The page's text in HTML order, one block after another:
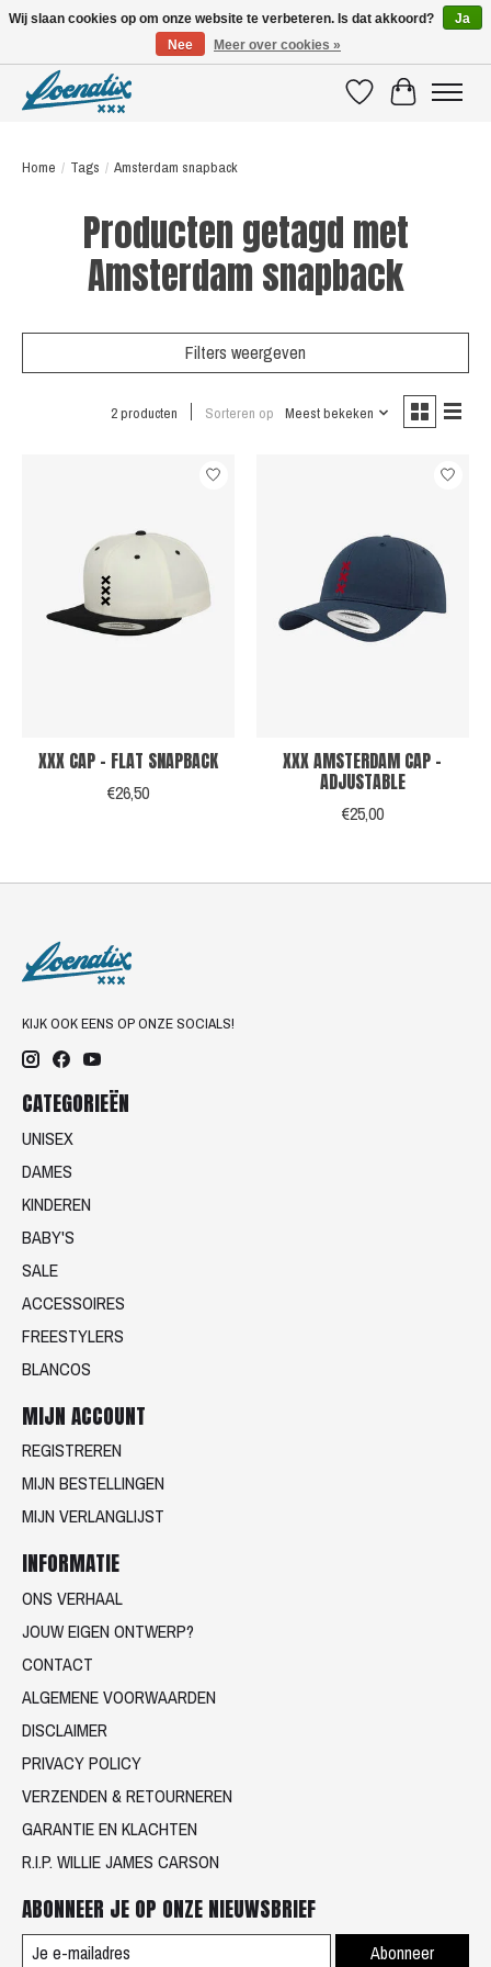
VerlanglijstWinkelwagen
Home / Tags / Amsterdam snapback
Producten getagd met
Amsterdam snapback
Filters weergeven
2 producten Sorteren op Meest bekeken
XXX CAP - FLAT SNAPBACK
€26,50
XXX AMSTERDAM CAP -
ADJUSTABLE
€25,00
KIJK OOK EENS OP ONZE SOCIALS!
CATEGORIEËN
UNISEX
DAMES
KINDEREN
BABY'S
SALE
ACCESSOIRES
FREESTYLERS
BLANCOS
MIJN ACCOUNT
REGISTREREN
MIJN BESTELLINGEN
MIJN VERLANGLIJST
INFORMATIE
ONS VERHAAL
JOUW EIGEN ONTWERP?
CONTACT
ALGEMENE VOORWAARDEN
DISCLAIMER
PRIVACY POLICY
VERZENDEN & RETOURNEREN
GARANTIE EN KLACHTEN
R.I.P. WILLIE JAMES CARSON
ABONNEER JE OP ONZE NIEUWSBRIEF
Abonneer
Wij slaan cookies op om onze website te verbeteren. Is dat akkoord?
Ja
Nee
Meer over cookies »